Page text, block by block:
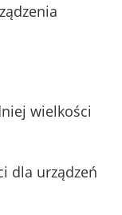
wielkości
dla urządzeń